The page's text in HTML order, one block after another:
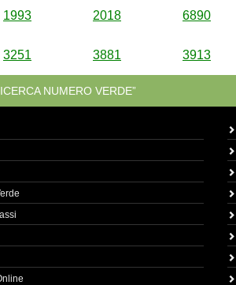
1993 2018 6890
3251 3881 3913
NUMERO VERDE”